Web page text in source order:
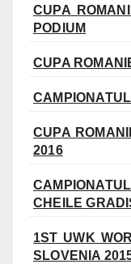
CUPA
PODIUM
CUPA
CUPA
2016
CHEILE
1ST UWK
SLOVENIA